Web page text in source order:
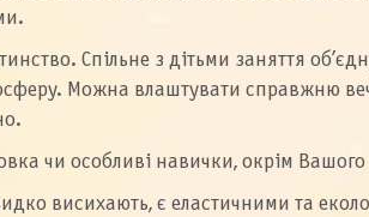
Спільне з дітьми заняття
Можна влаштувати справжню
чи особливі навички, окрім
висихають, є еластичними та